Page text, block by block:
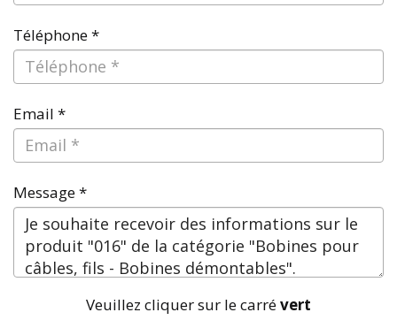
Téléphone *
Email *
Message *
Veuillez cliquer sur le carrévert